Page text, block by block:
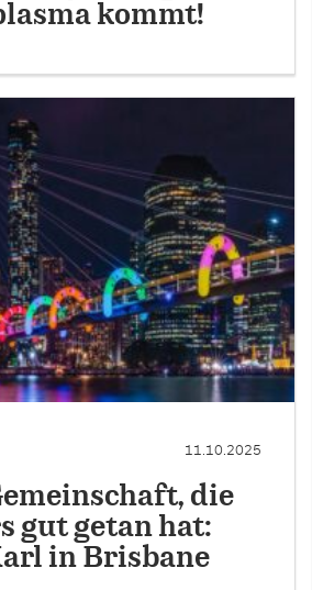
kommt!
11.10.2025
die
gut getan hat:
in Brisbane